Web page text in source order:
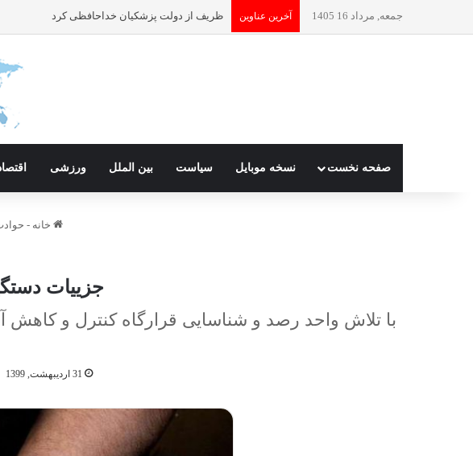
جمعه, مرداد 16 1405 آخرین عناوین ظریف از دولت پزشکیان خداحافظی کرد
صفحه نخست نسخه موبایل سیاست بین الملل ورزشی
خانه -
جزییات
با تلاش واحد رصد و شناسایی قرارگاه کنترل و
31 اردیبهشت, 1399